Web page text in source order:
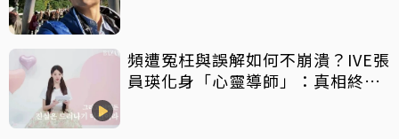
頻遭冤枉與誤解如何不崩潰？IVE張
員瑛化身「心靈導師」：真相終會